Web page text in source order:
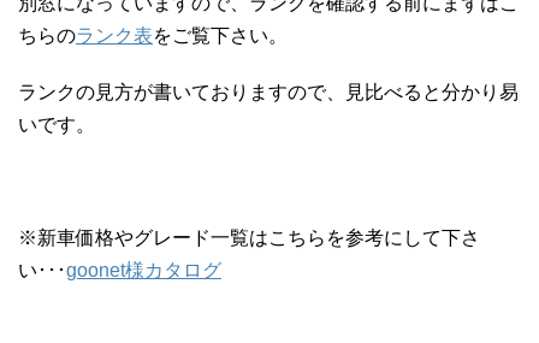
ちらのランク表をご覧下さい。
ランクの見方が書いておりますので、見比べると分かり易
いです。
※新車価格やグレード一覧はこちらを参考にして下さ
い･･･goonet様カタログ